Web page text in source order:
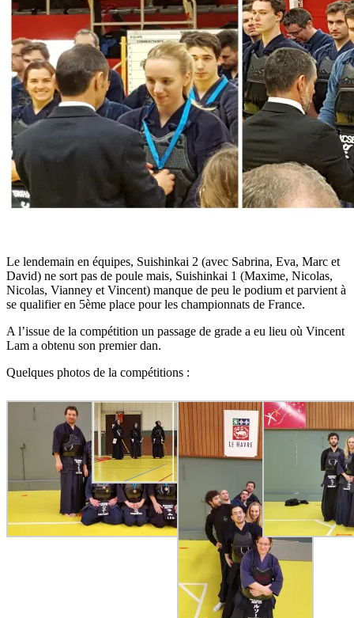
Le lendemain en équipes, Suishinkai 2 (avec Sabrina, Eva, Marc et
David) ne sort pas de poule mais, Suishinkai 1 (Maxime, Nicolas,
Nicolas, Vianney et Vincent) manque de peu le podium et parvient à
se qualifier en 5ème place pour les championnats de France.
A l’issue de la compétition un passage de grade a eu lieu où Vincent
Lam a obtenu son premier dan.
Quelques photos de la compétitions :